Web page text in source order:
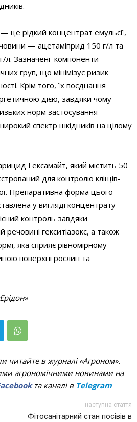
це рідкий концентрат емульсії,
— ацетаміприд 150 г/л та
л. Зазначені компоненти
груп, що мінімізує ризик
Крім того, їх поєднання
дією, завдяки чому
норм застосування
спектр шкідників на цілому
Гексамайт, який містить 50
для контролю кліщів-
Препаративна форма цього
у вигляді концентрату
контроль завдяки
речовині гекситіазокс, а також
яка сприяє рівномірному
поверхні рослин та
читайте в журналі «Агроном».
агрономічними новинами на
та каналі в Telegram
наступна стаття
Фітосанітарний стан посівів в